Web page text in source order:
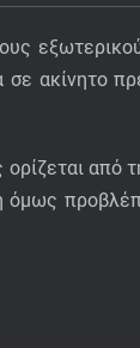
ακίνητο
από